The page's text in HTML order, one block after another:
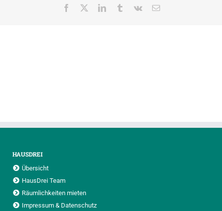
Facebook
LinkedInTumblrVk
E-
HAUSDREI
Übersicht
HausDrei Team
Räumlichkeiten mieten
Impressum & Datenschutz